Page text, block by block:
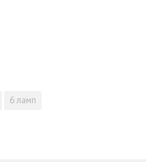
6 ламп